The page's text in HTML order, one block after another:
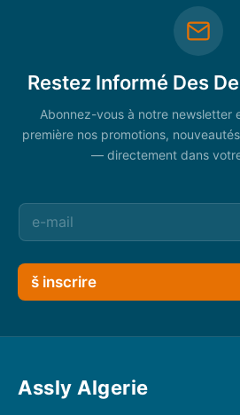
Restez Informé Des
Abonnez-vous à notre newsletter
première nos promotions,
— directement dans
š inscrire
Assly Algerie